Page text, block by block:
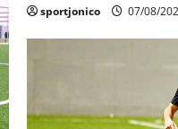
sportjonico 07/08/